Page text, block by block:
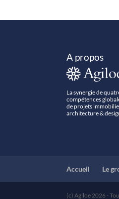
A propos
La synergie de
compétences
de projets
architecture &
Accueil Le
(c) Agiloe 2026 -